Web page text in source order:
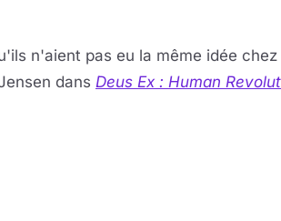
n'aient pas eu la même idée chez
dans Deus Ex : Human